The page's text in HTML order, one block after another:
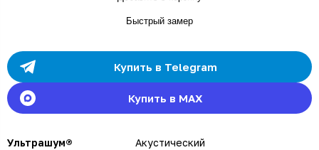
Быстрый замер
Купить в Telegram
Купить в MAX
Ультрашум®
Акустический